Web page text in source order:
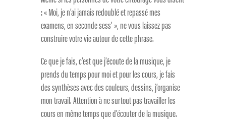
: « Moi, je n’ai jamais redoublé et repassé mes
examens, en seconde sess’ », ne vous laissez pas
construire votre vie autour de cette phrase.
Ce que je fais, c’est que j’écoute de la musique, je
prends du temps pour moi et pour les cours, je fais
des synthèses avec des couleurs, dessins, j’organise
mon travail. Attention à ne surtout pas travailler les
cours en même temps que d’écouter de la musique.